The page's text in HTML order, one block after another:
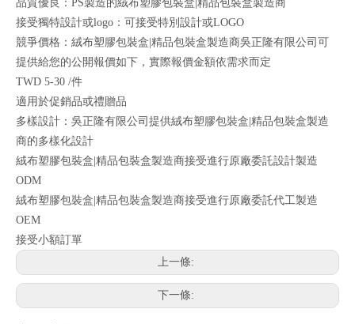
品質優良：PS製造的絨布塑膠包裝盒|精品包裝盒製造商
接受獨特設計或logo：可接受特別設計或LOGO
競爭價格：絨布塑膠包裝盒|精品包裝盒製造商吳正隆有限公司可
提供給您的公開報價如下，實際報價金額依需求而定
TWD 5-30 /件
適用於促銷品或禮贈品
多樣設計：吳正隆有限公司提供絨布塑膠包裝盒|精品包裝盒製造
商的多樣化設計
絨布塑膠包裝盒|精品包裝盒製造商接受進行原廠委託設計製造
ODM
絨布塑膠包裝盒|精品包裝盒製造商接受進行原廠委託代工製造
OEM
接受小額訂單
上一條:
下一條: